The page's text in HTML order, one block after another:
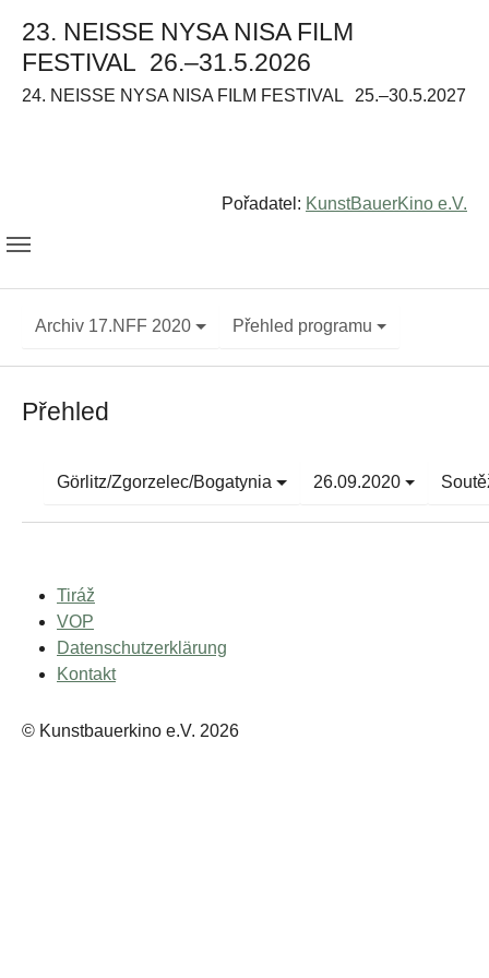
23. NEISSE NYSA NISA FILM
FESTIVAL 26.–31.5.2026
24. NEISSE NYSA NISA FILM FESTIVAL 25.–30.5.2027
Pořadatel: KunstBauerKino e.V.
Archiv 17.NFF 2020 Přehled programu
Přehled
Görlitz/Zgorzelec/Bogatynia 26.09.2020
Tiráž
VOP
Datenschutzerklärung
Kontakt
© Kunstbauerkino e.V. 2026